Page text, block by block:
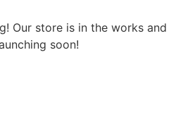
Our store is in the works and
soon!